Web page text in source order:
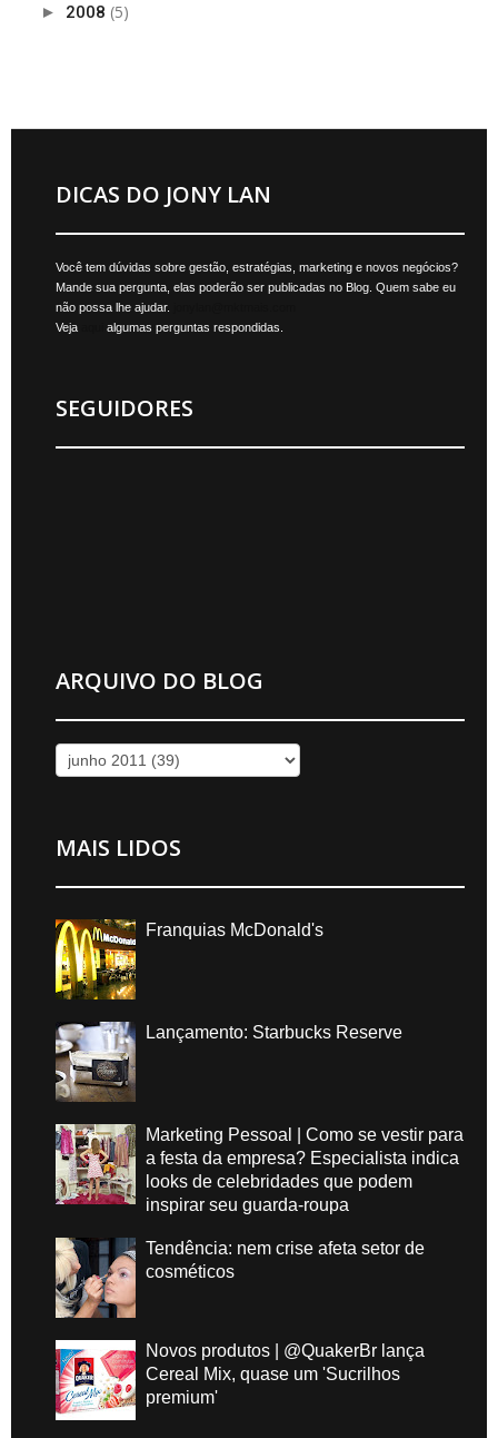
► 2008 (5)
DICAS DO JONY LAN
Você tem dúvidas sobre gestão, estratégias, marketing e novos negócios?
Mande sua pergunta, elas poderão ser publicadas no Blog. Quem sabe eu
não possa lhe ajudar.
Veja
algumas perguntas respondidas.
SEGUIDORES
ARQUIVO DO BLOG
MAIS LIDOS
Franquias McDonald's
Lançamento: Starbucks Reserve
Marketing Pessoal | Como se vestir para
a festa da empresa? Especialista indica
looks de celebridades que podem
inspirar seu guarda-roupa
Tendência: nem crise afeta setor de
cosméticos
Novos produtos | @QuakerBr lança
Cereal Mix, quase um 'Sucrilhos
premium'